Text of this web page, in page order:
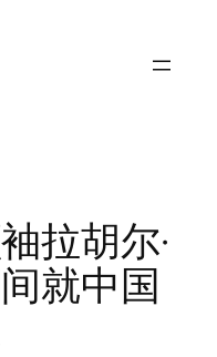
拉胡尔·
就中国